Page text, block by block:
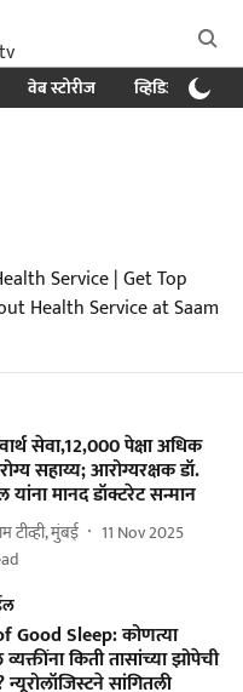
वेब स्टोरीज व्हिडिओ
Service | Get Top
Health Service at Saam
सेवा,12,000 पेक्षा अधिक
सहाय्य; आरोग्यरक्षक डॉ.
यांना मानद डॉक्टरेट सन्मान
टीव्ही, मुंबई
11 Nov 2025
Good Sleep: कोणत्या
किती तासांच्या झोपेची
सांगितली